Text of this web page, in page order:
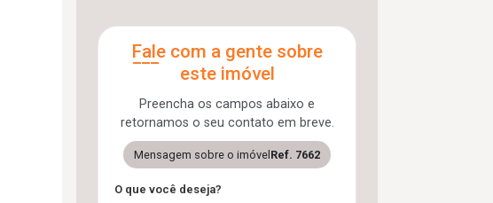
Fale com a gente sobre
este imóvel
Preencha os campos abaixo e
retornamos o seu contato em breve.
Mensagem sobre o imóvel Ref. 7662
O que você deseja?